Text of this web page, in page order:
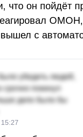
что он пойдёт
ОМОН,
с
15:27